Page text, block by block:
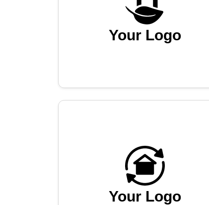
Your Logo
Your Logo